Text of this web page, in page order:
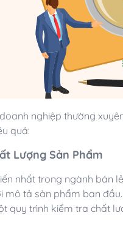
nghiệp thường
quả:
Lượng Sản Phẩm
nhất trong ngành bán
tả sản phẩm ban
quy trình kiểm tra chất